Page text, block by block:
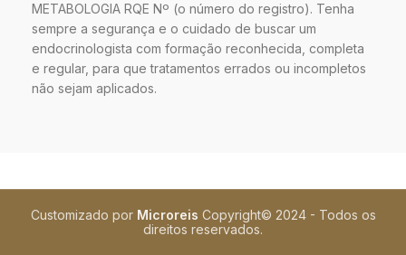
METABOLOGIA RQE Nº (o número do registro). Tenha
sempre a segurança e o cuidado de buscar um
endocrinologista com formação reconhecida, completa
e regular, para que tratamentos errados ou incompletos
não sejam aplicados.
Customizado por Microreis Copyright©️ 2024 - Todos os
direitos reservados.